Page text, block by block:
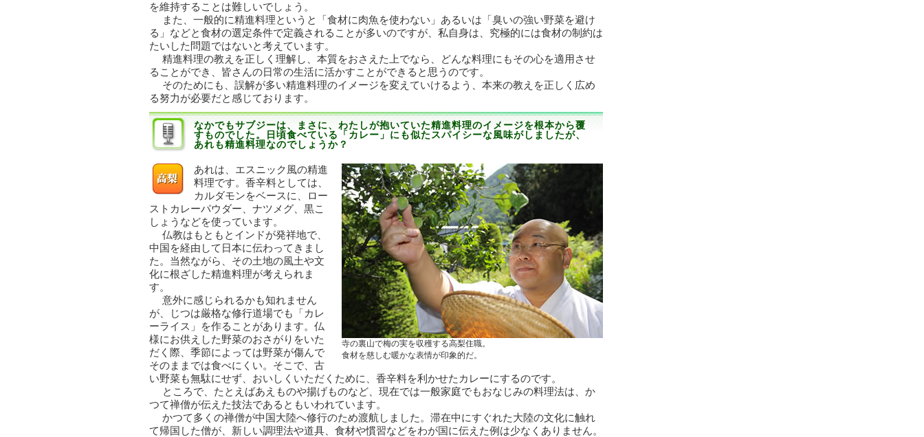
を維持することは難しいでしょう。
また、一般的に精進料理というと「食材に肉魚を使わない」あるいは「臭いの強い野菜を避け
る」などと食材の選定条件で定義されることが多いのですが、私自身は、究極的には食材の制約は
たいした問題ではないと考えています。
精進料理の教えを正しく理解し、本質をおさえた上でなら、どんな料理にもその心を適用させ
ることができ、皆さんの日常の生活に活かすことができると思うのです。
そのためにも、誤解が多い精進料理のイメージを変えていけるよう、本来の教えを正しく広め
る努力が必要だと感じております。
なかでもサブジーは、まさに、わたしが抱いていた精進料理のイメージを根本から覆
すものでした。日頃食べている「カレー」にも似たスパイシーな風味がしましたが、
あれも精進料理なのでしょうか？
寺の裏山で梅の実を収穫する高梨住職。
食材を慈しむ暖かな表情が印象的だ。
あれは、エスニック風の精進
料理です。香辛料としては、
カルダモンをベースに、ロー
ストカレーパウダー、ナツメグ、黒こ
しょうなどを使っています。
仏教はもともとインドが発祥地で、
中国を経由して日本に伝わってきまし
た。当然ながら、その土地の風土や文
化に根ざした精進料理が考えられま
す。
意外に感じられるかも知れません
が、じつは厳格な修行道場でも「カレ
ーライス」を作ることがあります。仏
様にお供えした野菜のおさがりをいた
だく際、季節によっては野菜が傷んで
そのままでは食べにくい。そこで、古
い野菜も無駄にせず、おいしくいただくために、香辛料を利かせたカレーにするのです。
ところで、たとえばあえものや揚げものなど、現在では一般家庭でもおなじみの料理法は、か
つて禅僧が伝えた技法であるともいわれています。
かつて多くの禅僧が中国大陸へ修行のため渡航しました。滞在中にすぐれた大陸の文化に触れ
て帰国した僧が、新しい調理法や道具、食材や慣習などをわが国に伝えた例は少なくありません。